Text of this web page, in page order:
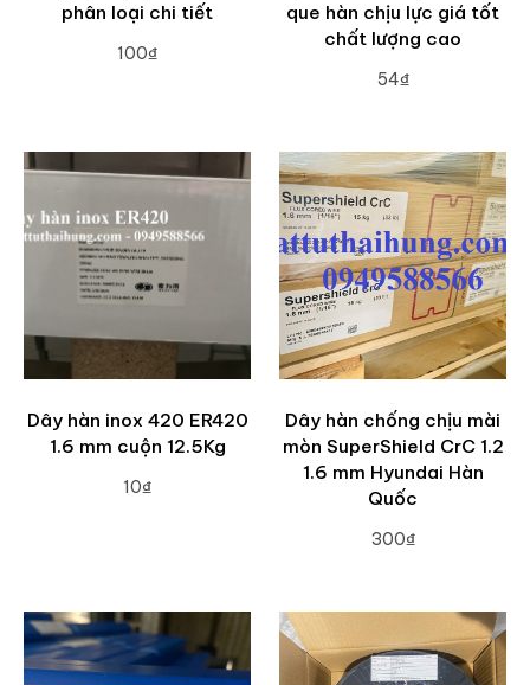
phân loại chi tiết
100₫
que hàn chịu lực giá tốt
chất lượng cao
54₫
Dây hàn inox 420 ER420
1.6 mm cuộn 12.5Kg
10₫
Dây hàn chống chịu mài
mòn SuperShield CrC 1.2
1.6 mm Hyundai Hàn
Quốc
300₫